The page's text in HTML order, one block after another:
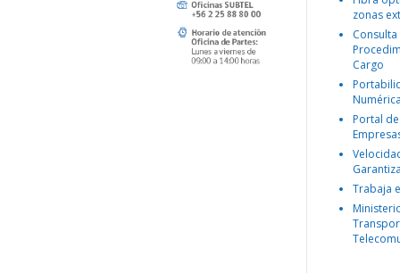
zonas
Consulta
Cargo
Portal
Trabaja